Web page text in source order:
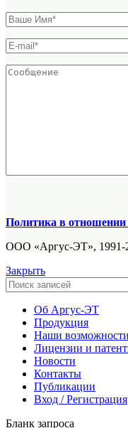
Политика в отношении
ООО «Аргус-ЭТ», 1991-
Закрыть
Об Аргус-ЭТ
Продукция
Наши возможности
Лицензии и
Новости
Контакты
Публикации
Вход / Регистрация
Бланк запроса